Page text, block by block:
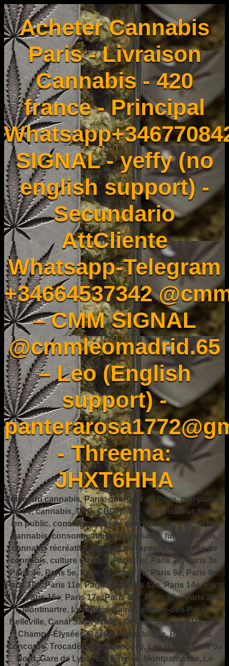
Acheter Cannabis
Paris - Livraison
Cannabis - 420
france - Principal
SIGNAL - yeffy (no
english support) -
Secundario
AttCliente
Whatsapp-Telegram
+34664537342
– CMM SIGNAL
@cmmleomadrid.65
– Leo (English
support) -
- Threema:
JHXT6HHA
fumer du cannabis, Paris, quartiers de Paris, marijuana,
herbe, cannabis, THC, CBD, joints, vaporisateur, fumer
en public, consommation de cannabis, législation du
cannabis, consommation responsable, fumer à Paris,
cannabis récréatif, cannabis thérapeutique, fumée de
cannabis, culture urbaine, Paris 1er, Paris 2e, Paris 3e,
Paris 4e, Paris 5e, Paris 6e, Paris 7e, Paris 8e, Paris 9e,
Paris 10e, Paris 11e, Paris 12e, Paris 13e, Paris 14e, Paris
15e, Paris 16e, Paris 17e, Paris 18e, Paris 19e, Paris 20e,
Montmartre, Le Marais, Saint-Germain-des-Prés,
Belleville, Canal Saint-Martin, Le Quartier Latin, Pigalle,
Champs-Élysées, Bastille, République, Place de la
Concorde, Trocadéro, Luxembourg, Les Halles, Gare du
Nord, Gare de Lyon, La Défense, Montparnasse, Le